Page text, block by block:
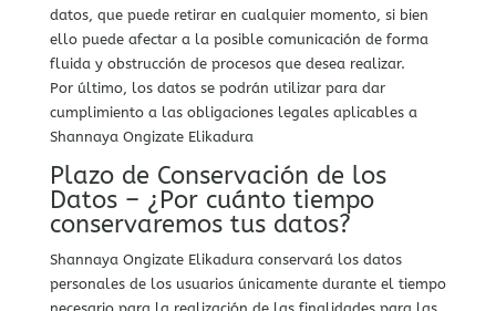
datos, que puede retirar en cualquier momento, si bien
ello puede afectar a la posible comunicación de forma
fluida y obstrucción de procesos que desea realizar.
Por último, los datos se podrán utilizar para dar
cumplimiento a las obligaciones legales aplicables a
Shannaya Ongizate Elikadura
Plazo de Conservación de los
Datos – ¿Por cuánto tiempo
conservaremos tus datos?
Shannaya Ongizate Elikadura conservará los datos
personales de los usuarios únicamente durante el tiempo